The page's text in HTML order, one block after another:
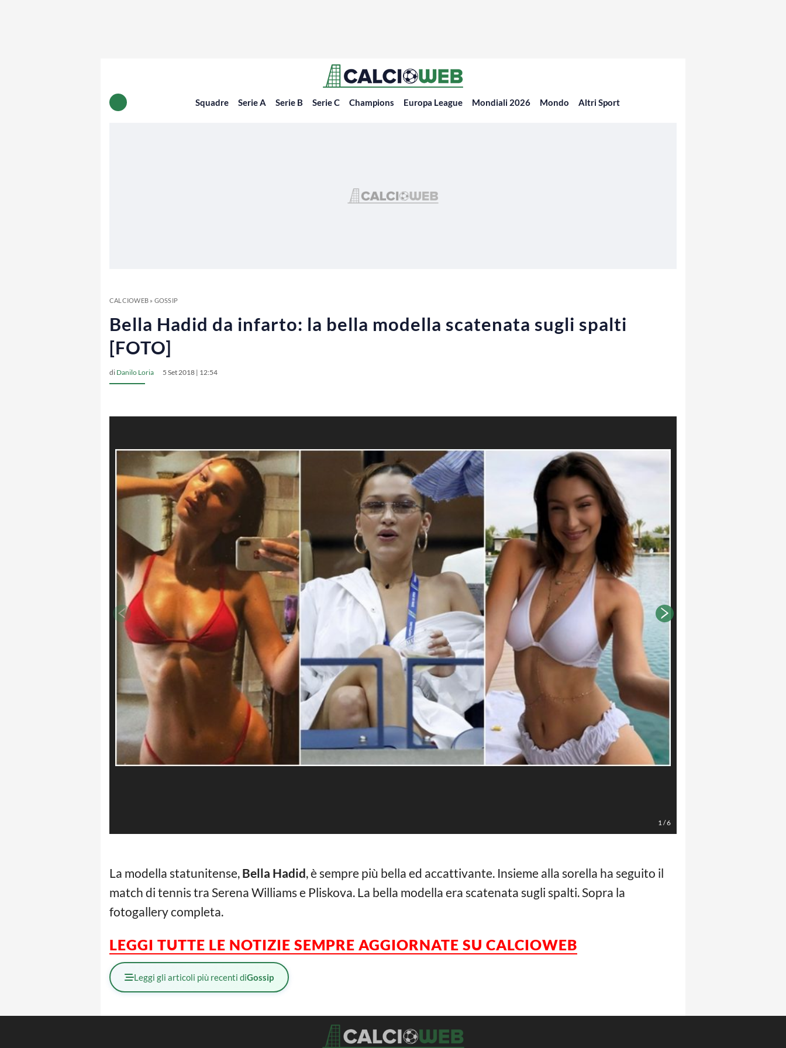
Squadre Serie A Serie B Serie C Champions Europa League Mondiali 2026 Mondo Altri Sport
CALCIOWEB» GOSSIP
Bella Hadid da infarto: la bella modella scatenata sugli spalti
[FOTO]
di Danilo Loria 5 Set 2018 | 12:54
1/6
La modella statunitense, Bella Hadid, è sempre più bella ed accattivante. Insieme alla sorella ha seguito il
match di tennis tra Serena Williams e Pliskova. La bella modella era scatenata sugli spalti. Sopra la
fotogallery completa.
LEGGI TUTTE LE NOTIZIE SEMPRE AGGIORNATE SU CALCIOWEB
Leggi gli articoli più recenti diGossip